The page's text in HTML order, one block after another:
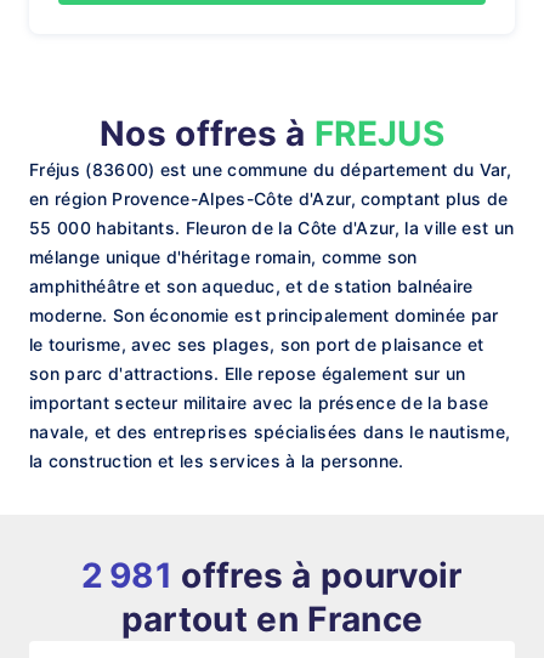
Nos offres à FREJUS
Fréjus (83600) est une commune du département du Var,
en région Provence-Alpes-Côte d'Azur, comptant plus de
55 000 habitants. Fleuron de la Côte d'Azur, la ville est un
mélange unique d'héritage romain, comme son
amphithéâtre et son aqueduc, et de station balnéaire
moderne. Son économie est principalement dominée par
le tourisme, avec ses plages, son port de plaisance et
son parc d'attractions. Elle repose également sur un
important secteur militaire avec la présence de la base
navale, et des entreprises spécialisées dans le nautisme,
la construction et les services à la personne.
2 981 offres à pourvoir
partout en France